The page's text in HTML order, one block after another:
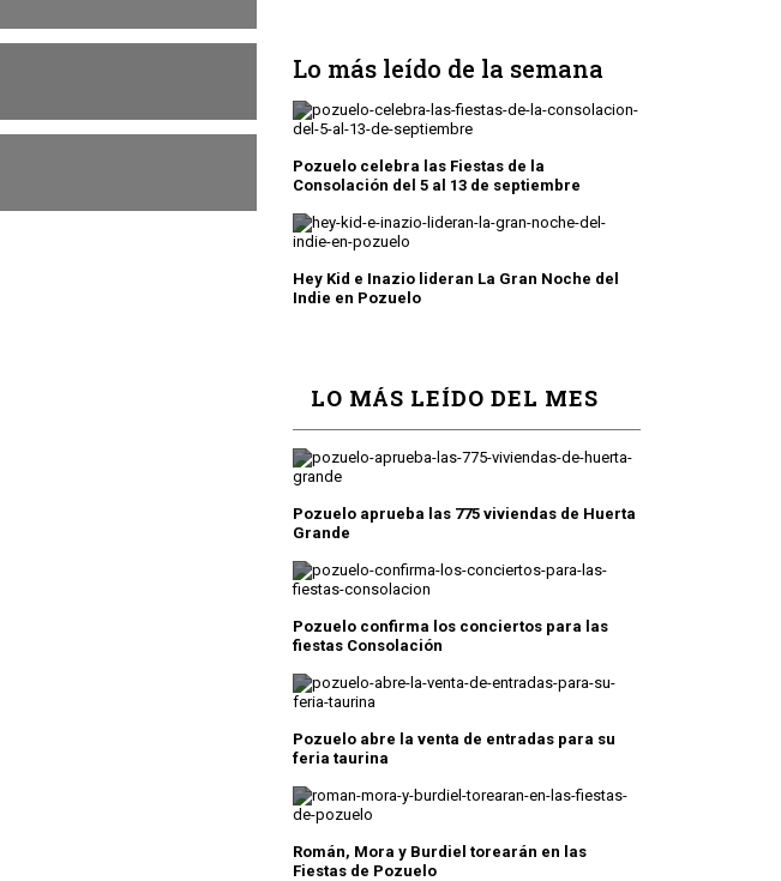
Lo más leído de la semana
Pozuelo celebra las Fiestas de la
Consolación del 5 al 13 de septiembre
Hey Kid e Inazio lideran La Gran Noche del
Indie en Pozuelo
LO MÁS LEÍDO DEL MES
Pozuelo aprueba las 775 viviendas de Huerta
Grande
Pozuelo confirma los conciertos para las
fiestas Consolación
Pozuelo abre la venta de entradas para su
feria taurina
Román, Mora y Burdiel torearán en las
Fiestas de Pozuelo